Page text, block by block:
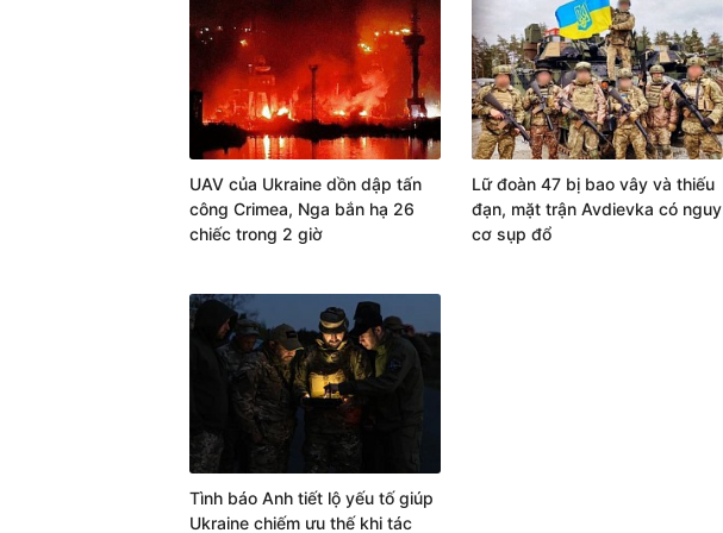
UAV của Ukraine dồn dập tấn
công Crimea, Nga bắn hạ 26
chiếc trong 2 giờ
Lữ đoàn 47 bị bao vây và thiếu
đạn, mặt trận Avdievka có nguy
cơ sụp đổ
Tình báo Anh tiết lộ yếu tố giúp
Ukraine chiếm ưu thế khi tác